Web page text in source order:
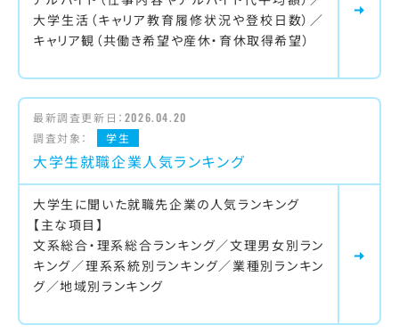
大学生活（キャリア教育履修状況や登校日数）／
キャリア観（共働き希望や産休・育休取得希望）
最新調査更新日： 2026.04.20
調査対象：
学生
大学生就職企業人気ランキング
大学生に聞いた就職先企業の人気ランキング
【主な項目】
文系総合・理系総合ランキング／文理男女別ラン
キング／理系系統別ランキング／業種別ランキン
グ／地域別ランキング